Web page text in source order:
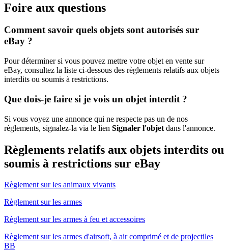
Foire aux questions
Comment savoir quels objets sont autorisés sur
eBay ?
Pour déterminer si vous pouvez mettre votre objet en vente sur
eBay, consultez la liste ci-dessous des règlements relatifs aux objets
interdits ou soumis à restrictions.
Que dois-je faire si je vois un objet interdit ?
Si vous voyez une annonce qui ne respecte pas un de nos
règlements, signalez-la via le lien Signaler l'objet dans l'annonce.
Règlements relatifs aux objets interdits ou
soumis à restrictions sur eBay
Règlement sur les animaux vivants
Règlement sur les armes
Règlement sur les armes à feu et accessoires
Règlement sur les armes d'airsoft, à air comprimé et de projectiles
BB